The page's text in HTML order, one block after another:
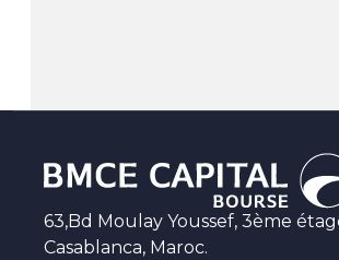
63,Bd Moulay Youssef, 3ème
Casablanca, Maroc.